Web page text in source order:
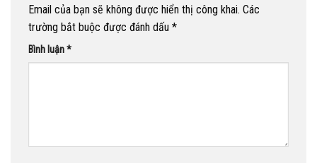
Email của bạn sẽ không được hiển thị công khai. Các
trường bắt buộc được đánh dấu *
Bình luận*